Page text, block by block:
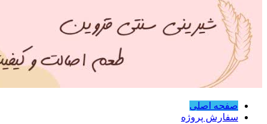
صفحه اصلی
سفارش پروژه